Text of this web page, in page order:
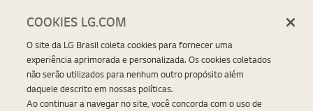
COOKIES LG.COM
O site da LG Brasil coleta cookies para fornecer uma
experiência aprimorada e personalizada. Os cookies coletados
não serão utilizados para nenhum outro propósito além
daquele descrito em nossas políticas.
Ao continuar a navegar no site, você concorda com o uso de